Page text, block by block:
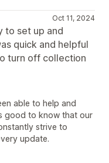
Oct 11, 2024
to set up and
quick and helpful
turn off collection
able to help and
good to know that our
strive to
update.